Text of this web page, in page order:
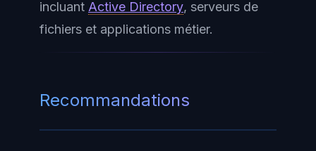
incluant Active Directory, serveurs de
fichiers et applications métier.
Recommandations